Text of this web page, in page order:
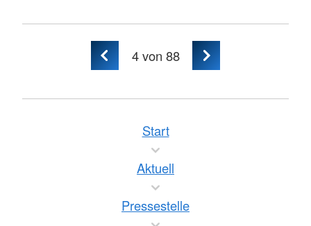
4von 88
Start
Aktuell
Pressestelle